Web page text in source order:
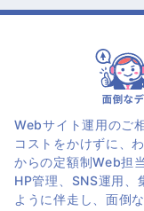
Webサイト運用のご
コストをかけずに、
からの定額制Web担
HP管理、SNS運用、
ように伴走し、面倒